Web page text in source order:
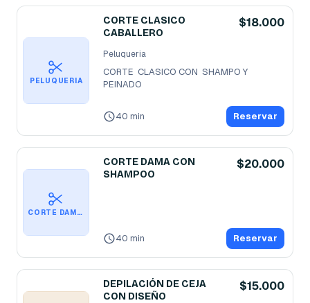
PELUQUERIA
CORTE CLASICO
CABALLERO
$18.000
Peluqueria
CORTE  CLASICO CON  SHAMPO Y
PEINADO
40 min Reservar
CORTE DAMA CON SHAMPOO
CORTE DAMA CON
SHAMPOO
$20.000
40 min Reservar
DEPILACIÓN DE CEJA
CON DISEÑO
$15.000